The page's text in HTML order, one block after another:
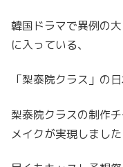
韓国ドラマで異例の
に入っている、
「梨泰院クラス」の
梨泰院クラスの制作
メイクが実現しました